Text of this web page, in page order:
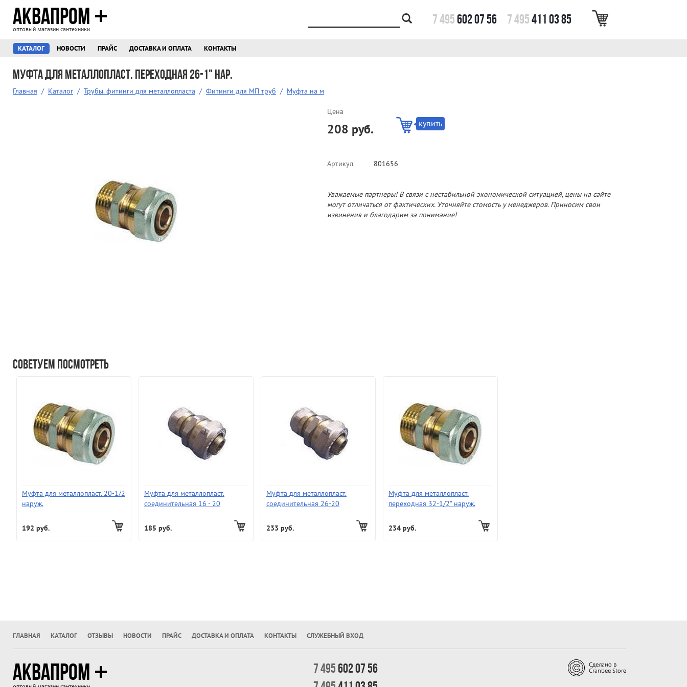
7 495602 07 56 7 495411 03 85
АКВАПРОМ
оптовый магазин сантехники
КАТАЛОГ НОВОСТИ ПРАЙС ДОСТАВКА И ОПЛАТА КОНТАКТЫ
Муфта для металлопласт. переходная 26-1" нар.
Главная / Каталог / Трубы. фитинги для металлопласта / Фитинги для МП труб / Муфта на м
Цена
208 руб. купить
Артикул 801656
Уважаемые партнеры! В связи с нестабильной экономической ситуацией, цены на сайте
могут отличаться от фактических. Уточняйте стомость у менеджеров. Приносим свои
извинения и благодарим за понимание!
Советуем посмотреть
Муфта для металлопласт. 20-1/2
наруж.
192 руб.
Муфта для металлопласт.
соединительная 16 - 20
185 руб.
Муфта для металлопласт.
соединительная 26-20
233 руб.
Муфта для металлопласт.
переходная 32-1/2" наруж.
234 руб.
ГЛАВНАЯ КАТАЛОГ ОТЗЫВЫ НОВОСТИ ПРАЙС ДОСТАВКА И ОПЛАТА КОНТАКТЫ СЛУЖЕБНЫЙ ВХОД
АКВАПРОМ 7 495602 07 56